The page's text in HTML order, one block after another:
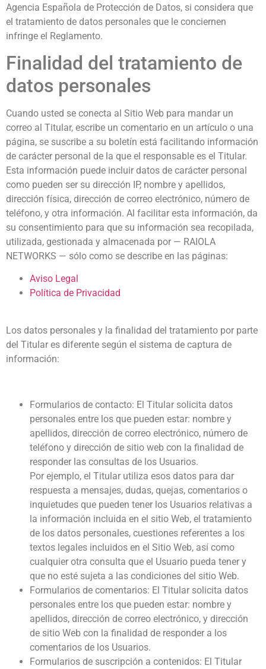
Agencia Española de Protección de Datos, si considera que
el tratamiento de datos personales que le conciernen
infringe el Reglamento.
Finalidad del tratamiento de
datos personales
Cuando usted se conecta al Sitio Web para mandar un
correo al Titular, escribe un comentario en un artículo o una
página, se suscribe a su boletín está facilitando información
de carácter personal de la que el responsable es el Titular.
Esta información puede incluir datos de carácter personal
como pueden ser su dirección IP, nombre y apellidos,
dirección física, dirección de correo electrónico, número de
teléfono, y otra información. Al facilitar esta información, da
su consentimiento para que su información sea recopilada,
utilizada, gestionada y almacenada por — RAIOLA
NETWORKS — sólo como se describe en las páginas:
Aviso Legal
Política de Privacidad
Los datos personales y la finalidad del tratamiento por parte
del Titular es diferente según el sistema de captura de
información:
Formularios de contacto: El Titular solicita datos
personales entre los que pueden estar: nombre y
apellidos, dirección de correo electrónico, número de
teléfono y dirección de sitio web con la finalidad de
responder las consultas de los Usuarios.
Por ejemplo, el Titular utiliza esos datos para dar
respuesta a mensajes, dudas, quejas, comentarios o
inquietudes que pueden tener los Usuarios relativas a
la información incluida en el sitio Web, el tratamiento
de los datos personales, cuestiones referentes a los
textos legales incluidos en el Sitio Web, así como
cualquier otra consulta que el Usuario pueda tener y
que no esté sujeta a las condiciones del sitio Web.
Formularios de comentarios: El Titular solicita datos
personales entre los que pueden estar: nombre y
apellidos, dirección de correo electrónico, y dirección
de sitio Web con la finalidad de responder a los
comentarios de los Usuarios.
Formularios de suscripción a contenidos: El Titular